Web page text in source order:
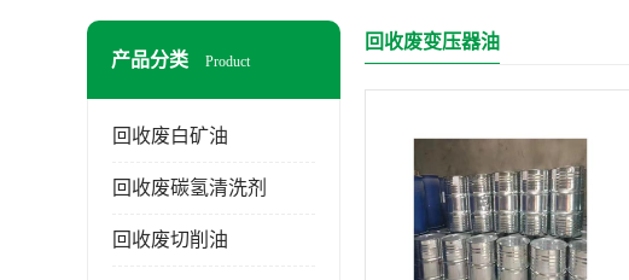
产品分类 Product
回收废白矿油
回收废碳氢清洗剂
回收废切削油
回收废变压器油